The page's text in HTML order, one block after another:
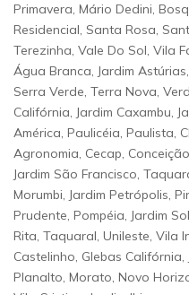
Primavera, Mário Dedini,
Residencial, Santa Rosa,
Terezinha, Vale Do Sol, Vila
Água Branca, Jardim
Serra Verde, Terra Nova,
Califórnia, Jardim Caxambu,
América, Paulicéia, Paulista,
Agronomia, Cecap,
Jardim São Francisco,
Morumbi, Jardim Petrópolis,
Prudente, Pompéia, Jardim
Rita, Taquaral, Unileste, Vila
Castelinho, Glebas
Planalto, Morato, Novo